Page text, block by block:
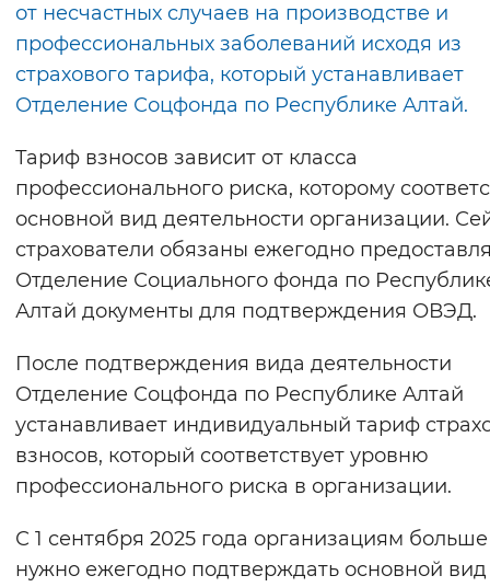
Синий фон
Изображения
Включены Выключены
Воспроизвести Остановить
от несчастных случаев на производстве и
профессиональных заболеваний исходя из
страхового тарифа, который устанавливает
Отделение Соцфонда по Республике Алтай.
Тариф взносов зависит от класса
профессионального риска, которому
основной вид деятельности организации.
страхователи обязаны ежегодно
Отделение Социального фонда по
Алтай документы для подтверждения ОВЭД.
После подтверждения вида деятельности
Отделение Соцфонда по Республике Алтай
устанавливает индивидуальный тариф
взносов, который соответствует уровню
профессионального риска в организации.
С 1 сентября 2025 года организациям
нужно ежегодно подтверждать основной вид